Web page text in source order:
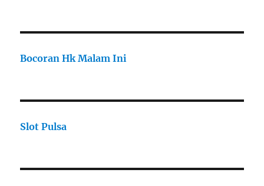
Bocoran Hk Malam Ini
Slot Pulsa